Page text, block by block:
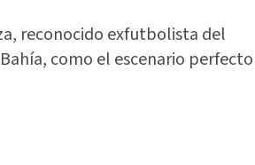
reconocido exfutbolista del
como el escenario perfecto